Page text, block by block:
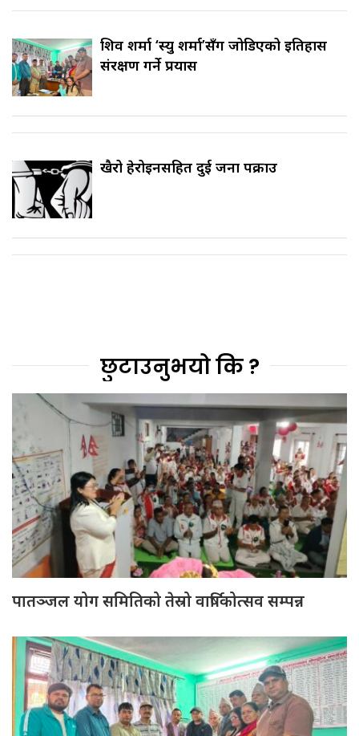
शिव शर्मा ‘स्यु शर्मा’सँग जोडिएको इतिहास
संरक्षण गर्ने प्रयास
खैरो हेरोइनसहित दुई जना पक्राउ
छुटाउनुभयो कि ?
पातञ्जल योग समितिको तेस्रो वार्षिकोत्सव सम्पन्न